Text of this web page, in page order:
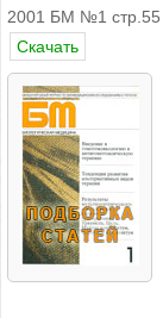
2001 БМ №1 стр.55
Скачать